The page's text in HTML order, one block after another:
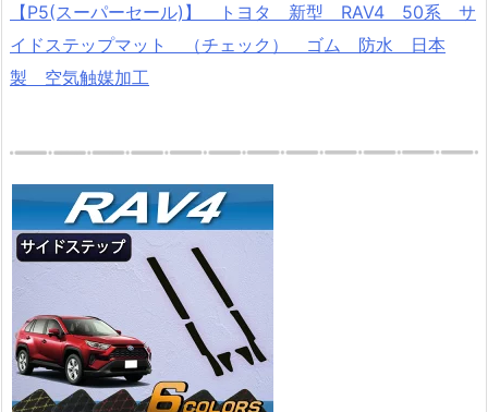
【P5(スーパーセール)】 トヨタ 新型 RAV4 50系 サ
イドステップマット （チェック） ゴム 防水 日本
製 空気触媒加工